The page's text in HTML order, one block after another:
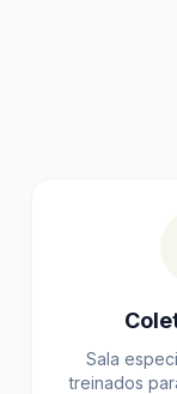
Sala
treinados